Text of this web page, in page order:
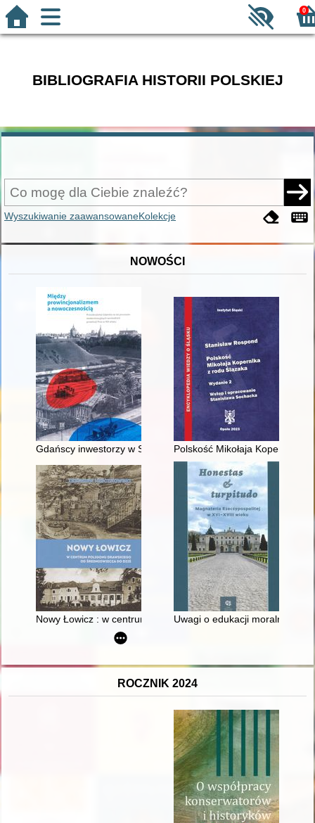
0
BIBLIOGRAFIA HISTORII POLSKIEJ
Wyszukiwanie zaawansowaneKolekcje
NOWOŚCI
Gdańscy inwestorzy w Sopocie : prestiż finansowy i
Polskość Mikołaja Kopernika z
Nowy Łowicz : w centrum poligonu drawskiego od
Uwagi o edukacji moralnej
ROCZNIK 2024